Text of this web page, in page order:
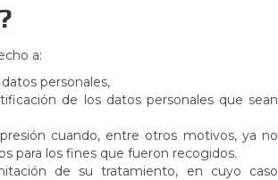
a:
personales,
de los datos personales que sean
cuando, entre otros motivos, ya no
para los fines que fueron recogidos.
de su tratamiento, en cuyo caso